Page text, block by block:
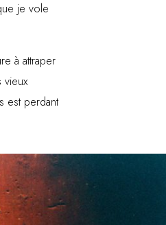
je vole
à attraper
vieux
est perdant